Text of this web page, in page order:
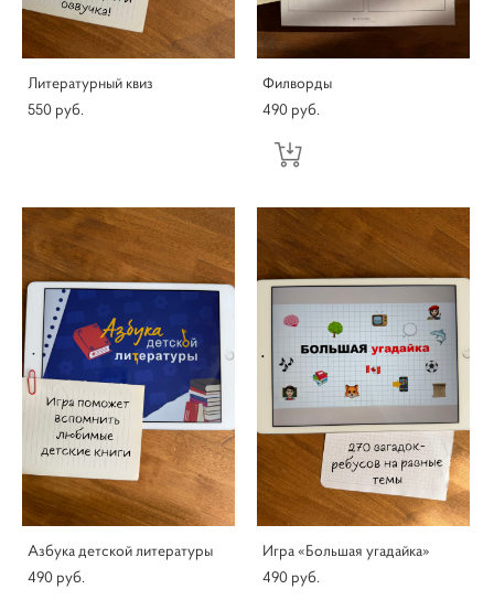
Литературный квиз
550 pуб.
Филворды
490 pуб.
Азбука детской литературы
490 pуб.
Игра «Большая угадайка»
490 pуб.